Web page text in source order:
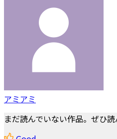
アミアミ
まだ読んでいない作品。ぜひ読